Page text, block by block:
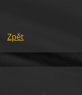
Zpět